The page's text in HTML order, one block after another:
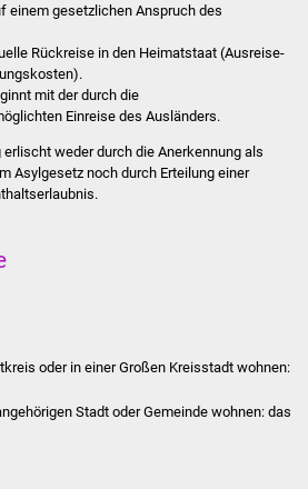
FNP / Bebauungspläne
Wahlen
Stadtinfo
Schulentwicklung Bizet
einem gesetzlichen Anspruch des
Rückreise in den Heimatstaat (Ausreise-
mit der durch die
Einreise des Ausländers.
weder durch die Anerkennung als
Asylgesetz noch durch Erteilung einer
oder in einer Großen Kreisstadt wohnen:
Stadt oder Gemeinde wohnen: das